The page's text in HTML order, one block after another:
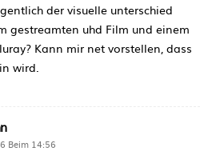
der visuelle unterschied
gestreamten uhd Film und einem
Kann mir net vorstellen, dass
wird.
Beim 14:56